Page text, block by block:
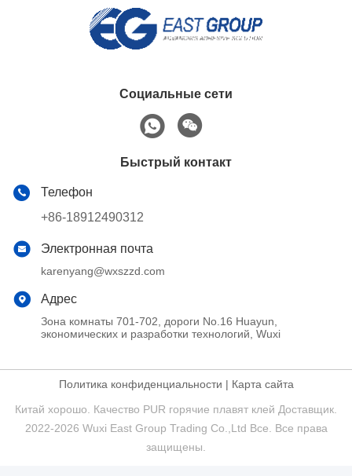
Социальные сети
Быстрый контакт
Телефон
+86-18912490312
Электронная почта
karenyang@wxszzd.com
Адрес
Зона комнаты 701-702, дороги No.16 Huayun,
экономических и разработки технологий, Wuxi
Политика конфиденциальности | Карта сайта
Китай хорошо. Качество PUR горячие плавят клей Доставщик.
2022-2026 Wuxi East Group Trading Co.,Ltd Все. Все права
защищены.